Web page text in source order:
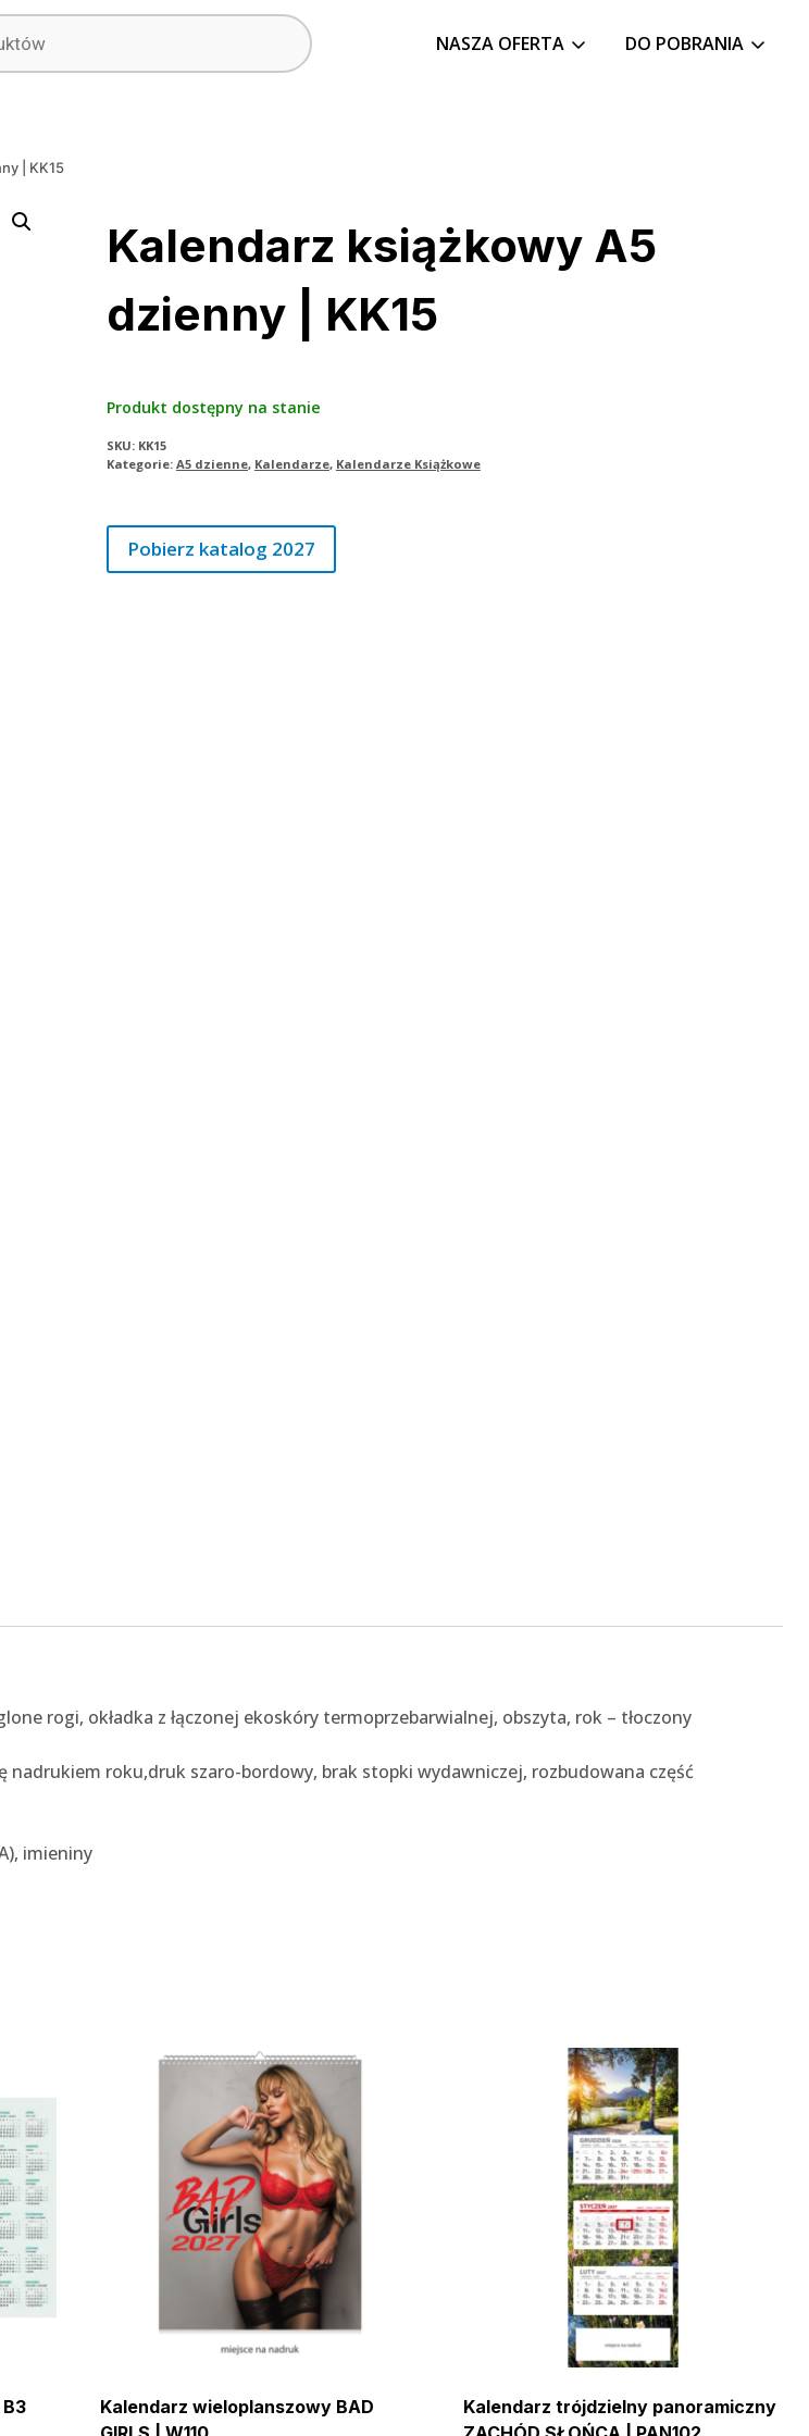
NASZA OFERTA DO POBRANIA
| KK15
Kalendarz książkowy A5
dzienny | KK15
Produkt dostępny na stanie
SKU: KK15
Kategorie: A5 dzienne, Kalendarze, Kalendarze Książkowe
Pobierz katalog 2027
rogi, okładka z łączonej ekoskóry termoprzebarwialnej, obszyta, rok – tłoczony
nadrukiem roku,druk szaro-bordowy, brak stopki wydawniczej, rozbudowana część
imieniny
B3
Kalendarz wieloplanszowy BAD
Kalendarz trójdzielny panoramiczny